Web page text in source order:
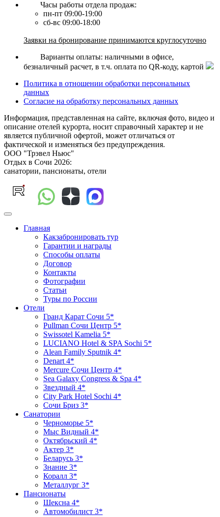
Часы работы отдела продаж:
пн-пт 09:00-19:00
сб-вс 09:00-18:00
Заявки на бронирование принимаются круглосуточно
Варианты оплаты: наличными в офисе,
безналичный расчет, в т.ч. оплата по QR-коду, картой
Политика в отношении обработки персональных
данных
Согласие на обработку персональных данных
Информация, представленная на сайте, включая фото, видео и
описание отелей курорта, носит справочный характер и не
является публичной офертой, может отличаться от
фактической и изменяться без предупреждения.
ООО "Трэвел Ньюс"
Отдых в Сочи 2026:
санатории, пансионаты, отели
Главная
Какзабронировать тур
Гарантии и награды
Способы оплаты
Договор
Контакты
Фотографии
Статьи
Туры по России
Отели
Гранд Карат Сочи 5*
Pullman Сочи Центр 5*
Swissotel Kamelia 5*
LUCIANO Hotel & SPA Sochi 5*
Alean Family Sputnik 4*
Denart 4*
Mercure Сочи Центр 4*
Sea Galaxy Congress & Spa 4*
Звездный 4*
City Park Hotel Sochi 4*
Сочи Бриз 3*
Санатории
Черноморье 5*
Мыс Видный 4*
Октябрьский 4*
Актер 3*
Беларусь 3*
Знание 3*
Коралл 3*
Металлург 3*
Пансионаты
Шексна 4*
Автомобилист 3*